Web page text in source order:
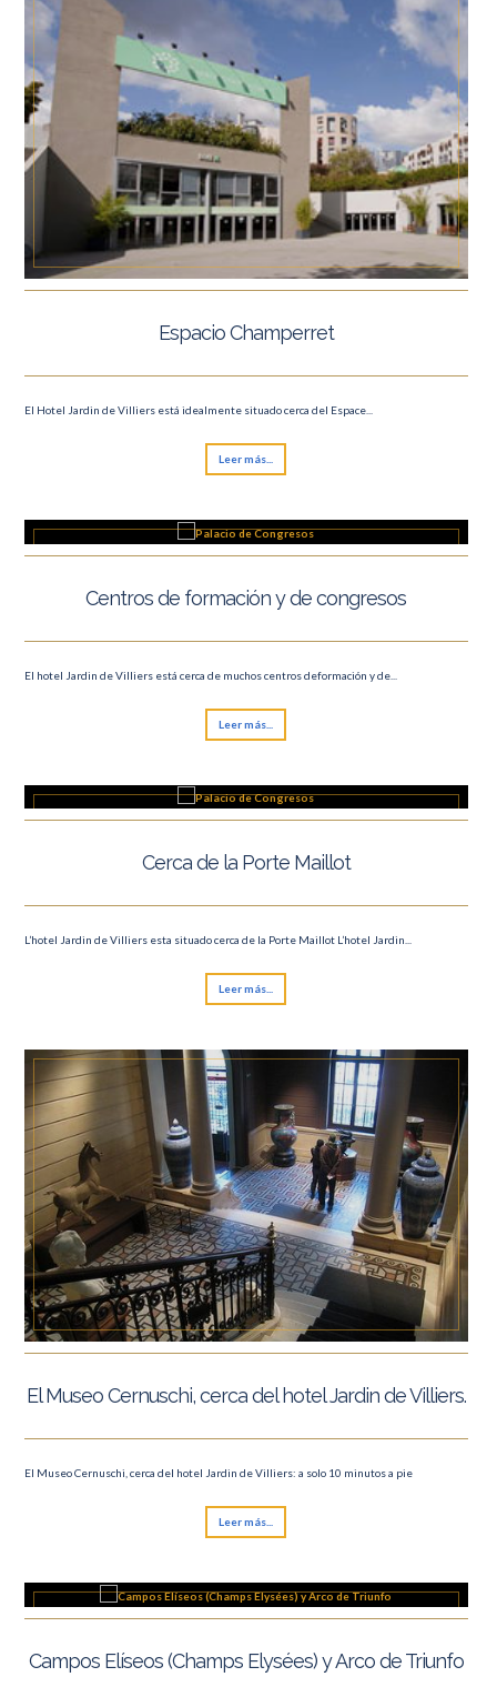
Espacio Champerret
El Hotel Jardin de Villiers está idealmente situado cerca del Espace...
Leer más...
Centros de formación y de congresos
El hotel Jardin de Villiers está cerca de muchos centros deformación y de...
Leer más...
Cerca de la Porte Maillot
L’hotel Jardin de Villiers esta situado cerca de la Porte Maillot L’hotel Jardin...
Leer más...
El Museo Cernuschi, cerca del hotel Jardin de Villiers.
El Museo Cernuschi, cerca del hotel Jardin de Villiers: a solo 10 minutos a pie
Leer más...
Campos Elíseos (Champs Elysées) y Arco de Triunfo